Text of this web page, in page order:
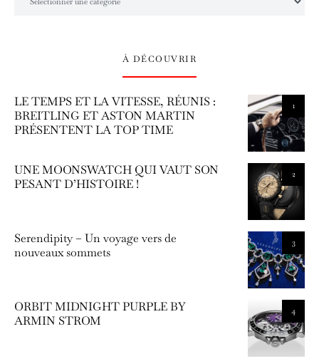
À DÉCOUVRIR
1
LE TEMPS ET LA VITESSE, RÉUNIS :
BREITLING ET ASTON MARTIN
PRÉSENTENT LA TOP TIME
2
UNE MOONSWATCH QUI VAUT SON
PESANT D’HISTOIRE !
3
Serendipity – Un voyage vers de
nouveaux sommets
4
ORBIT MIDNIGHT PURPLE BY
ARMIN STROM